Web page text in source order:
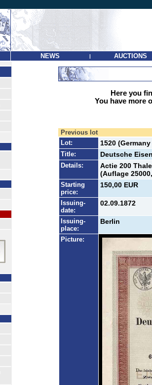
NEWS | AUCTIONS
Here you
You have more
Previous lot
Lot:
1520
Title: Deutsche
Details:
Actie 200
(Auflage
Starting
price:
150,00 EUR
Issuing-
date:
02.09.1872
Issuing-
place:
Berlin
Picture: